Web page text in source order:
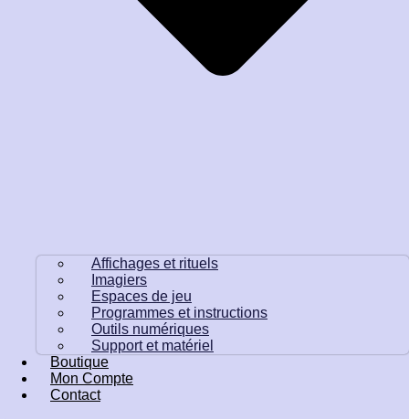
Affichages et rituels
Imagiers
Espaces de jeu
Programmes et instructions
Outils numériques
Support et matériel
Boutique
Mon Compte
Contact